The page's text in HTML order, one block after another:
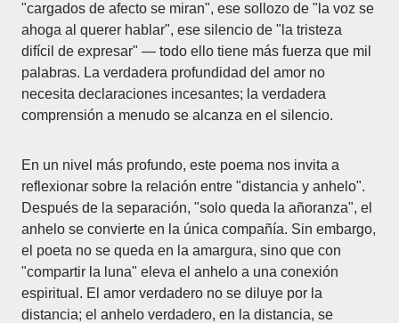
"cargados de afecto se miran", ese sollozo de "la voz se
ahoga al querer hablar", ese silencio de "la tristeza
difícil de expresar" — todo ello tiene más fuerza que mil
palabras. La verdadera profundidad del amor no
necesita declaraciones incesantes; la verdadera
comprensión a menudo se alcanza en el silencio.
En un nivel más profundo, este poema nos invita a
reflexionar sobre la relación entre "distancia y anhelo".
Después de la separación, "solo queda la añoranza", el
anhelo se convierte en la única compañía. Sin embargo,
el poeta no se queda en la amargura, sino que con
"compartir la luna" eleva el anhelo a una conexión
espiritual. El amor verdadero no se diluye por la
distancia; el anhelo verdadero, en la distancia, se